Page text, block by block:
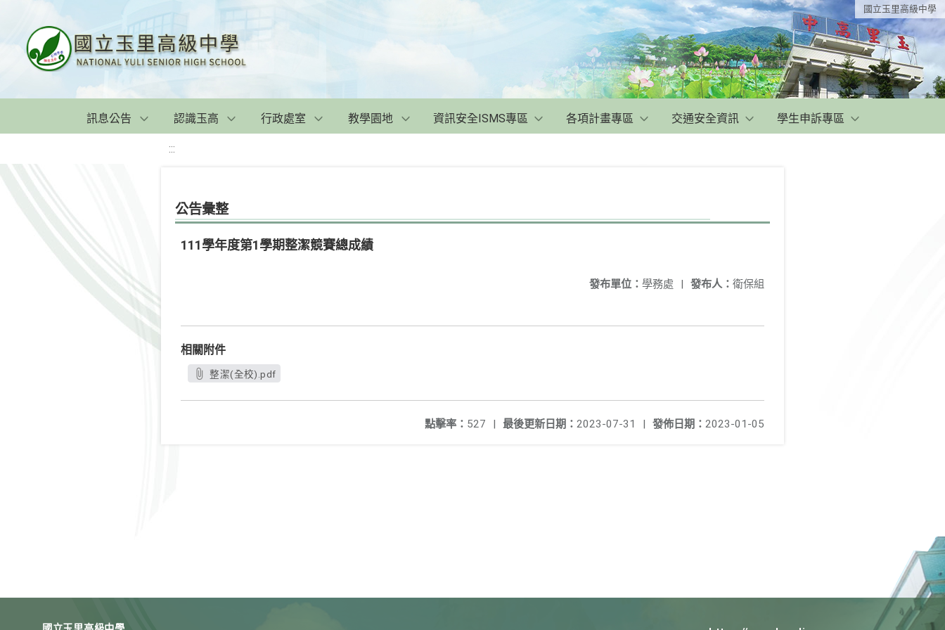
國立玉里高級中學
訊息公告 認識玉高 行政處室 教學園地 資訊安全ISMS專區 各項計畫專區 交通安全資訊 學生申訴專區
:::
公告彙整
111學年度第1學期整潔競賽總成績
發布人： 衛保組
發布單位： 學務處 |
相關附件
整潔(全校).pdf
發佈日期： 2023-01-05
最後更新日期： 2023-07-31 |
點擊率： 527 |